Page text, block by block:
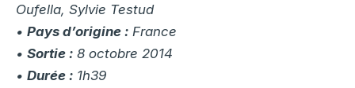
Oufella, Sylvie Testud
• Pays d’origine : France
• Sortie : 8 octobre 2014
• Durée : 1h39